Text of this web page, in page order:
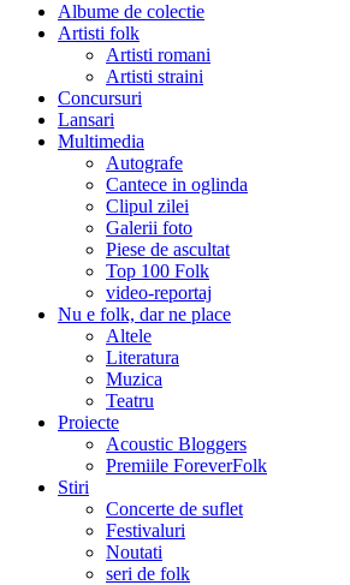
Albume de colectie
Artisti folk
Artisti romani
Artisti straini
Concursuri
Lansari
Multimedia
Autografe
Cantece in oglinda
Clipul zilei
Galerii foto
Piese de ascultat
Top 100 Folk
video-reportaj
Nu e folk, dar ne place
Altele
Literatura
Muzica
Teatru
Proiecte
Acoustic Bloggers
Premiile ForeverFolk
Stiri
Concerte de suflet
Festivaluri
Noutati
seri de folk